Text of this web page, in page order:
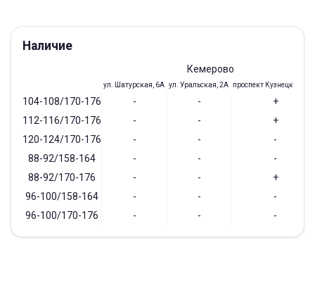
Наличие
Кемерово
ул. Шатурская, 6А ул. Уральская, 2А проспект Кузнецкий,
104-108/170-176 - -
+
112-116/170-176
- -
+
120-124/170-176
- -
-
88-92/158-164
- -
-
88-92/170-176
- -
+
96-100/158-164
- -
-
96-100/170-176
- - -